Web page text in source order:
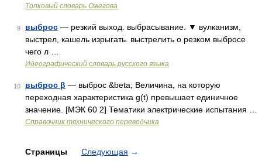
Толковый словарь Ожегова
9 выброс — резкий выход. выбрасывание. ▼ вулканизм,
выстрел, кашель изрыгать. выстрелить о резком выбросе
чего л …
Идеографический словарь русского языка
10 выброс β — выброс &beta; Величина, на которую
переходная характеристика g(t) превышает единичное
значение. [МЭК 60 2] Тематики электрические испытания …
Справочник технического переводчика
Страницы Следующая →